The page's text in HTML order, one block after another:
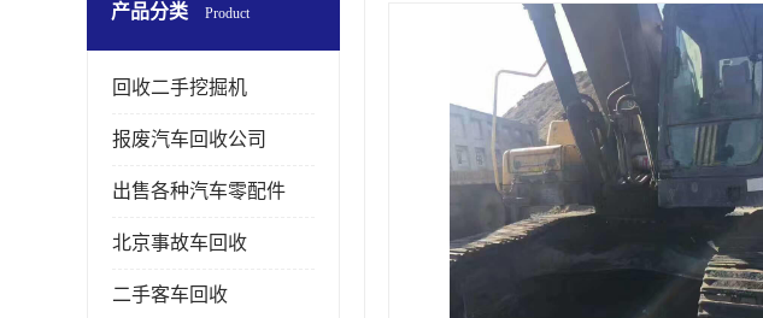
产品分类 Product
回收二手挖掘机
报废汽车回收公司
出售各种汽车零配件
北京事故车回收
二手客车回收